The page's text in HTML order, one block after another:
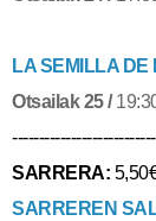
LA SEMILLA DE
Otsailak 25 /
SARRERA:
SARREREN